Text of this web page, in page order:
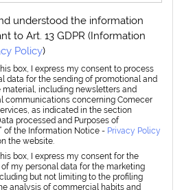
understood the information
to Art. 13 GDPR (Information
Policy)
box, I express my consent to process
data for the sending of promotional and
material, including newsletters and
communications concerning Comecer
as indicated in the section
processed and Purposes of
of the Information Notice - Privacy Policy
the website.
box, I express my consent for the
my personal data for the marketing
but not limiting to the profiling
analysis of commercial habits and